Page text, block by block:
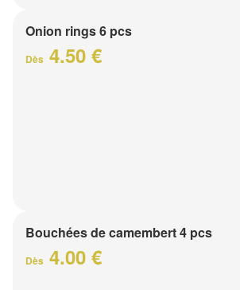
Onion rings 6 pcs
Dès 4.50 €
Bouchées de camembert 4 pcs
Dès 4.00 €